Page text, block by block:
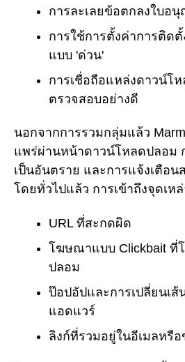
การละเลยข้อตกลงใบอ
การใช้การตั้งค่าการติด
แบบ 'ด่วน'
การเชื่อถือแหล่งดาวน์โ
ตรวจสอบอย่างดี
นอกจากการรวมกลุ่มแล้ว
แพร่ผ่านหน้าดาวน์โหลดปลอม
เป็นอันตราย และการแจ้งเตือน
โดยทั่วไปแล้ว การเข้าถึงจุดเห
URL ที่สะกดผิด
โฆษณาแบบ Clickbait ที่
ปลอม
ป๊อปอัปและการเปลี่ยนเ
แอดแวร์
ลิงก์ที่รวมอยู่ในอีเมลหรื